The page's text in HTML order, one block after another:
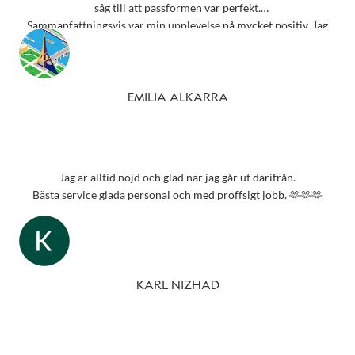
såg till att passformen var perfekt.
Sammanfattningsvis var min upplevelse på mycket positiv. Jag
rekommenderar starkt detta ställe till alla som behöver
EMILIA ALKARRA
Jag är alltid nöjd och glad när jag går ut därifrån.
Bästa service glada personal och med proffsigt jobb. 🫶🫶🫶
KARL NIZHAD